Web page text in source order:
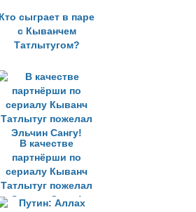
Кто сыграет в паре
с Кыванчем
Татлытугом?
В качестве
партнёрши по
сериалу Кыванч
Татлытуг пожелал
Эльчин Сангу!